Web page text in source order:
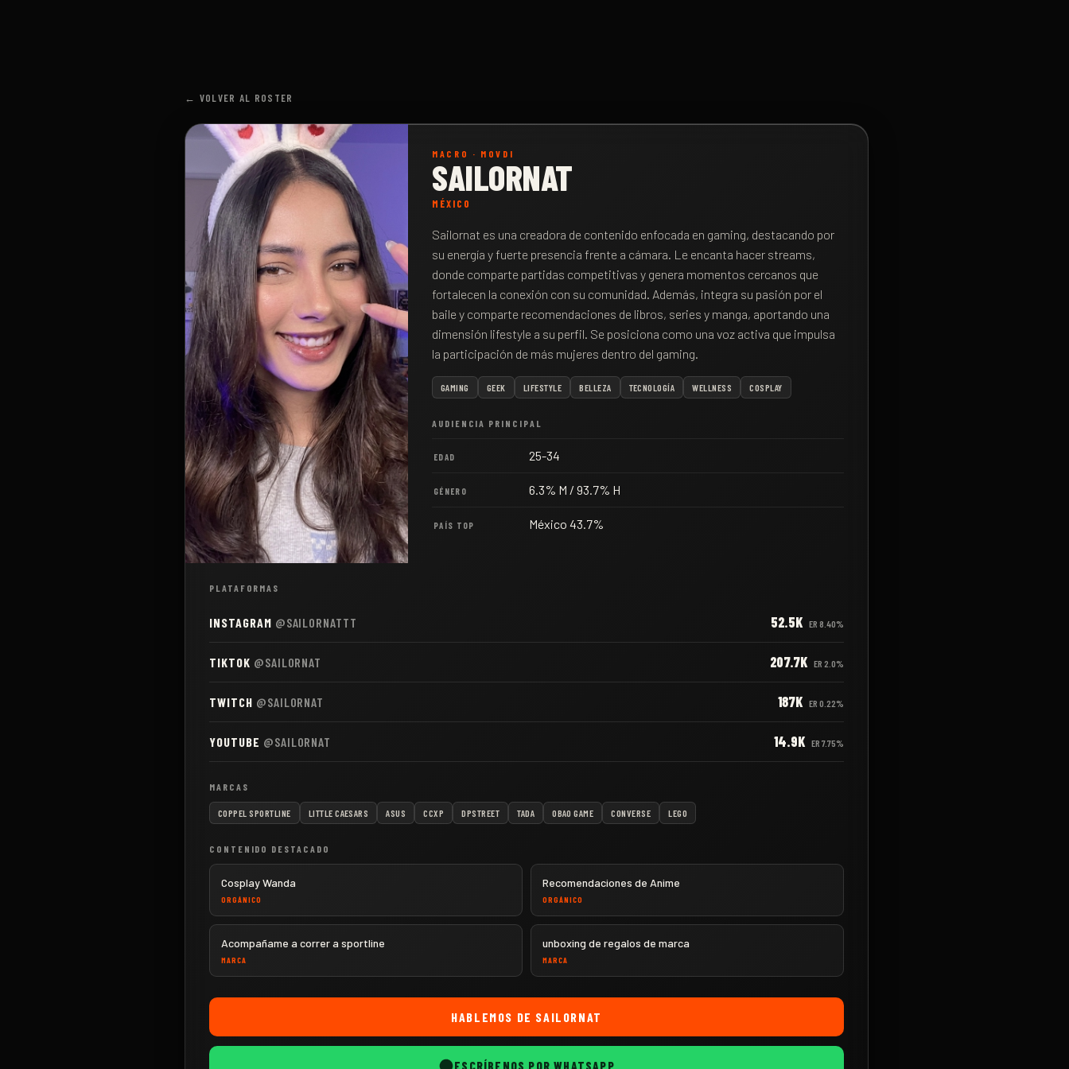
← VOLVER AL ROSTER
MACRO · MOVDI
SAILORNAT
MÉXICO
Sailornat es una creadora de contenido enfocada en gaming, destacando por
su energía y fuerte presencia frente a cámara. Le encanta hacer streams,
donde comparte partidas competitivas y genera momentos cercanos que
fortalecen la conexión con su comunidad. Además, integra su pasión por el
baile y comparte recomendaciones de libros, series y manga, aportando una
dimensión lifestyle a su perfil. Se posiciona como una voz activa que impulsa
la participación de más mujeres dentro del gaming.
GAMING GEEK LIFESTYLE BELLEZA TECNOLOGÍA WELLNESS COSPLAY
AUDIENCIA PRINCIPAL
EDAD 25-34
GÉNERO 6.3% M / 93.7% H
PAÍS TOP México 43.7%
PLATAFORMAS
INSTAGRAM @SAILORNATTT 52.5K ER 8.40%
TIKTOK @SAILORNAT 207.7K ER 2.0%
TWITCH @SAILORNAT 187K ER 0.22%
YOUTUBE @SAILORNAT 14.9K ER 7.75%
MARCAS
COPPEL SPORTLINE LITTLE CAESARS ASUS CCXP DPSTREET TADA OBAO GAME CONVERSE LEGO
CONTENIDO DESTACADO
Cosplay Wanda
ORGÁNICO
Recomendaciones de Anime
ORGÁNICO
Acompañame a correr a sportline
MARCA
unboxing de regalos de marca
MARCA
HABLEMOS DE SAILORNAT
ESCRÍBENOS POR WHATSAPP